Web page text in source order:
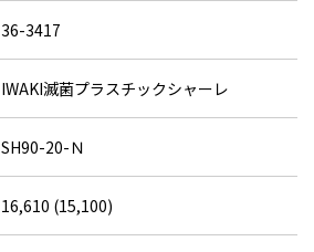
36-3417
IWAKI滅菌プラスチックシャーレ
SH90-20-Ｎ
16,610 (15,100)